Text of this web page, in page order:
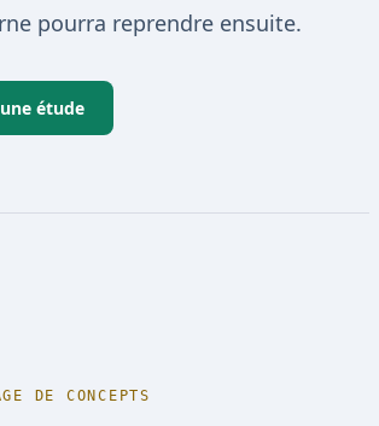
pourra reprendre ensuite.
étude
DE CONCEPTS